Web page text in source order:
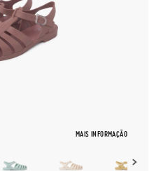
MAIS INFORMAÇÃO